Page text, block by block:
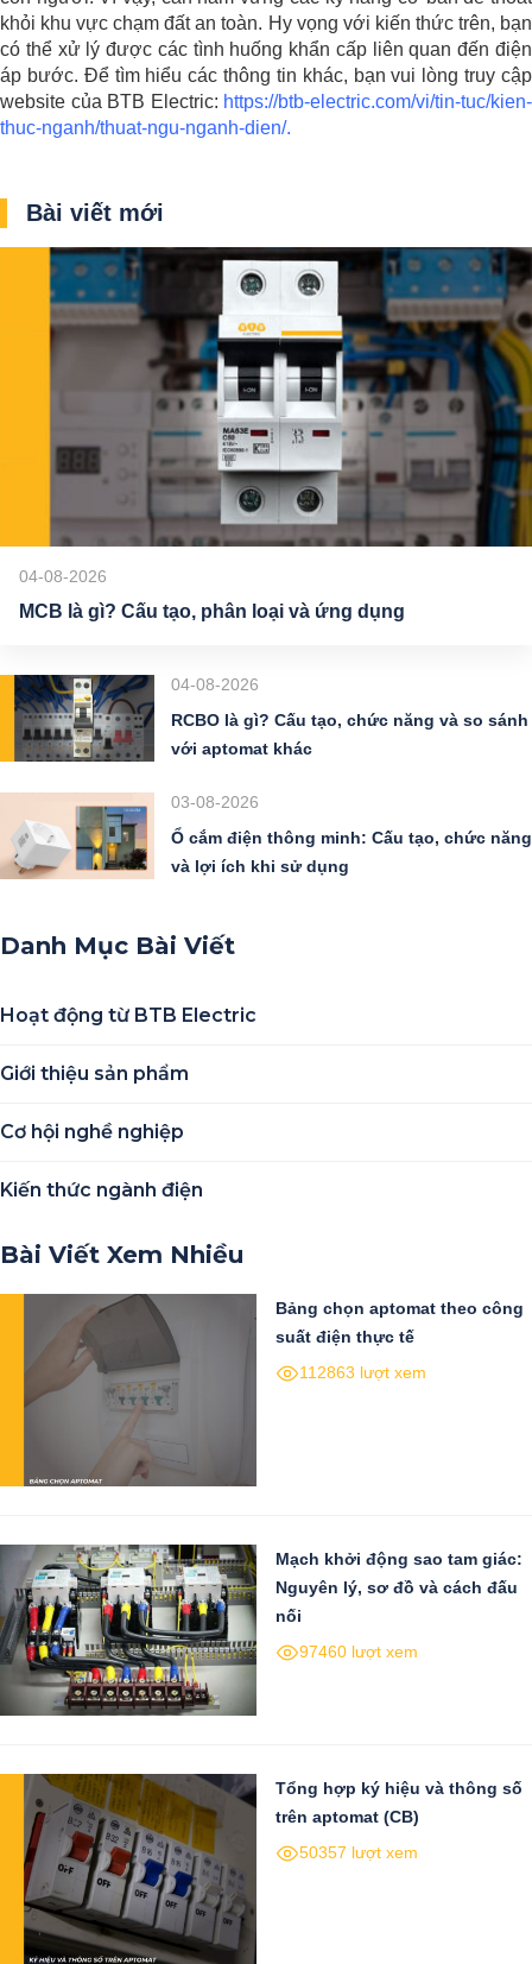
khỏi khu vực chạm đất an toàn. Hy vọng với kiến thức trên, bạn
có thể xử lý được các tình huống khẩn cấp liên quan đến điện
áp bước. Để tìm hiểu các thông tin khác, bạn vui lòng truy cập
website của BTB Electric: https://btb-electric.com/vi/tin-tuc/kien-
thuc-nganh/thuat-ngu-nganh-dien/.
Bài viết mới
04-08-2026
MCB là gì? Cấu tạo, phân loại và ứng dụng
04-08-2026
RCBO là gì? Cấu tạo, chức năng và so sánh
với aptomat khác
03-08-2026
Ổ cắm điện thông minh: Cấu tạo, chức năng
và lợi ích khi sử dụng
Danh Mục Bài Viết
Hoạt động từ BTB Electric
Giới thiệu sản phẩm
Cơ hội nghề nghiệp
Kiến thức ngành điện
Bài Viết Xem Nhiều
Bảng chọn aptomat theo công
suất điện thực tế
112863 lượt xem
Mạch khởi động sao tam giác:
Nguyên lý, sơ đồ và cách đấu
nối
97460 lượt xem
Tổng hợp ký hiệu và thông số
trên aptomat (CB)
50357 lượt xem